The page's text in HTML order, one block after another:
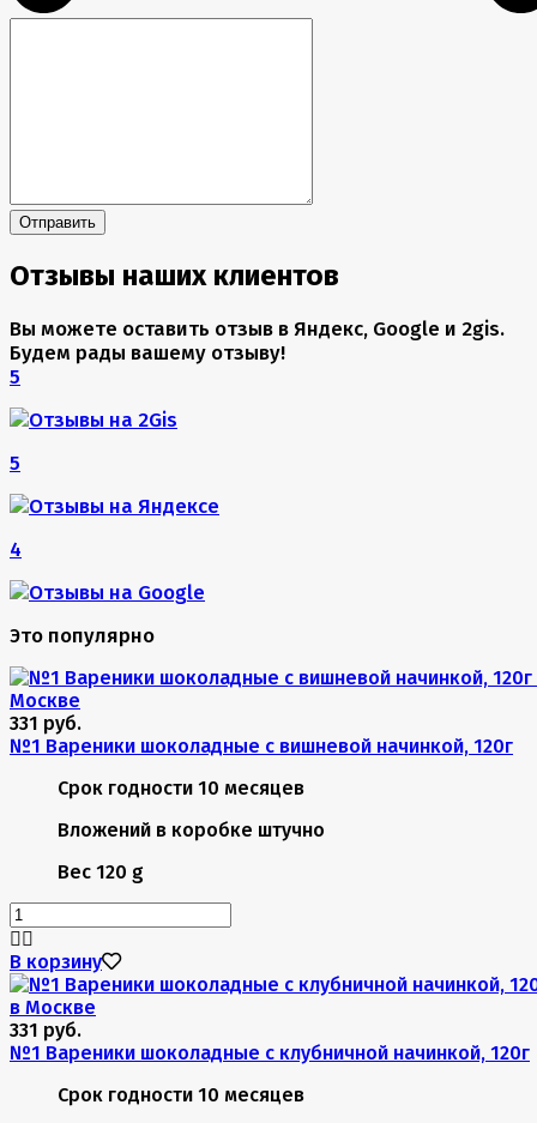
Отправить
Отзывы наших клиентов
Вы можете оставить отзыв в Яндекс, Google и 2gis.
Будем рады вашему отзыву!
5
5
4
Это популярно
331 руб.
№1 Вареники шоколадные с вишневой начинкой, 120г
Срок годности 10 месяцев
Вложений в коробке штучно
Вес 120 g
В корзину
331 руб.
№1 Вареники шоколадные с клубничной начинкой, 120г
Срок годности 10 месяцев